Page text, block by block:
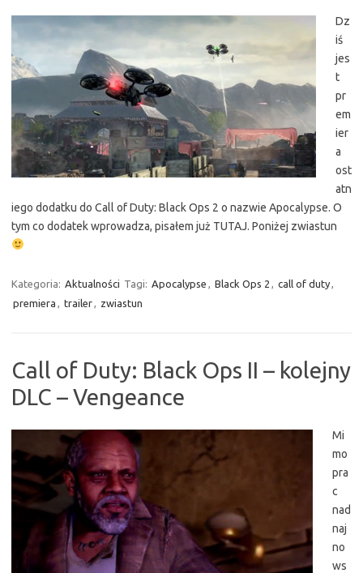
Dz
iś
jes
t
pr
em
ier
a
ost
atn
iego dodatku do Call of Duty: Black Ops 2 o nazwie Apocalypse. O
tym co dodatek wprowadza, pisałem już TUTAJ. Poniżej zwiastun
Kategoria: Aktualności Tagi: Apocalypse Black Ops 2 call of duty
premiera
trailer zwiastun
Call of Duty: Black Ops II – kolejny
DLC – Vengeance
Mi
mo
pra
c
nad
naj
no
ws